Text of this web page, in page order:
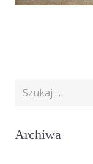
Archiwa